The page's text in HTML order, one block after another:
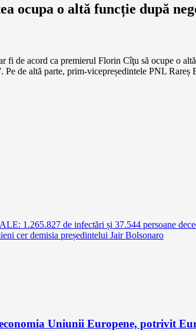
ocupa o altă funcție după
fi de acord ca premierul Florin Cîţu să ocupe o
de altă parte, prim-vicepreședintele PNL
1.265.827 de infectări și 37.544 persoane
cer demisia președintelui Jair Bolsonaro
Uniunii Europene, potrivit